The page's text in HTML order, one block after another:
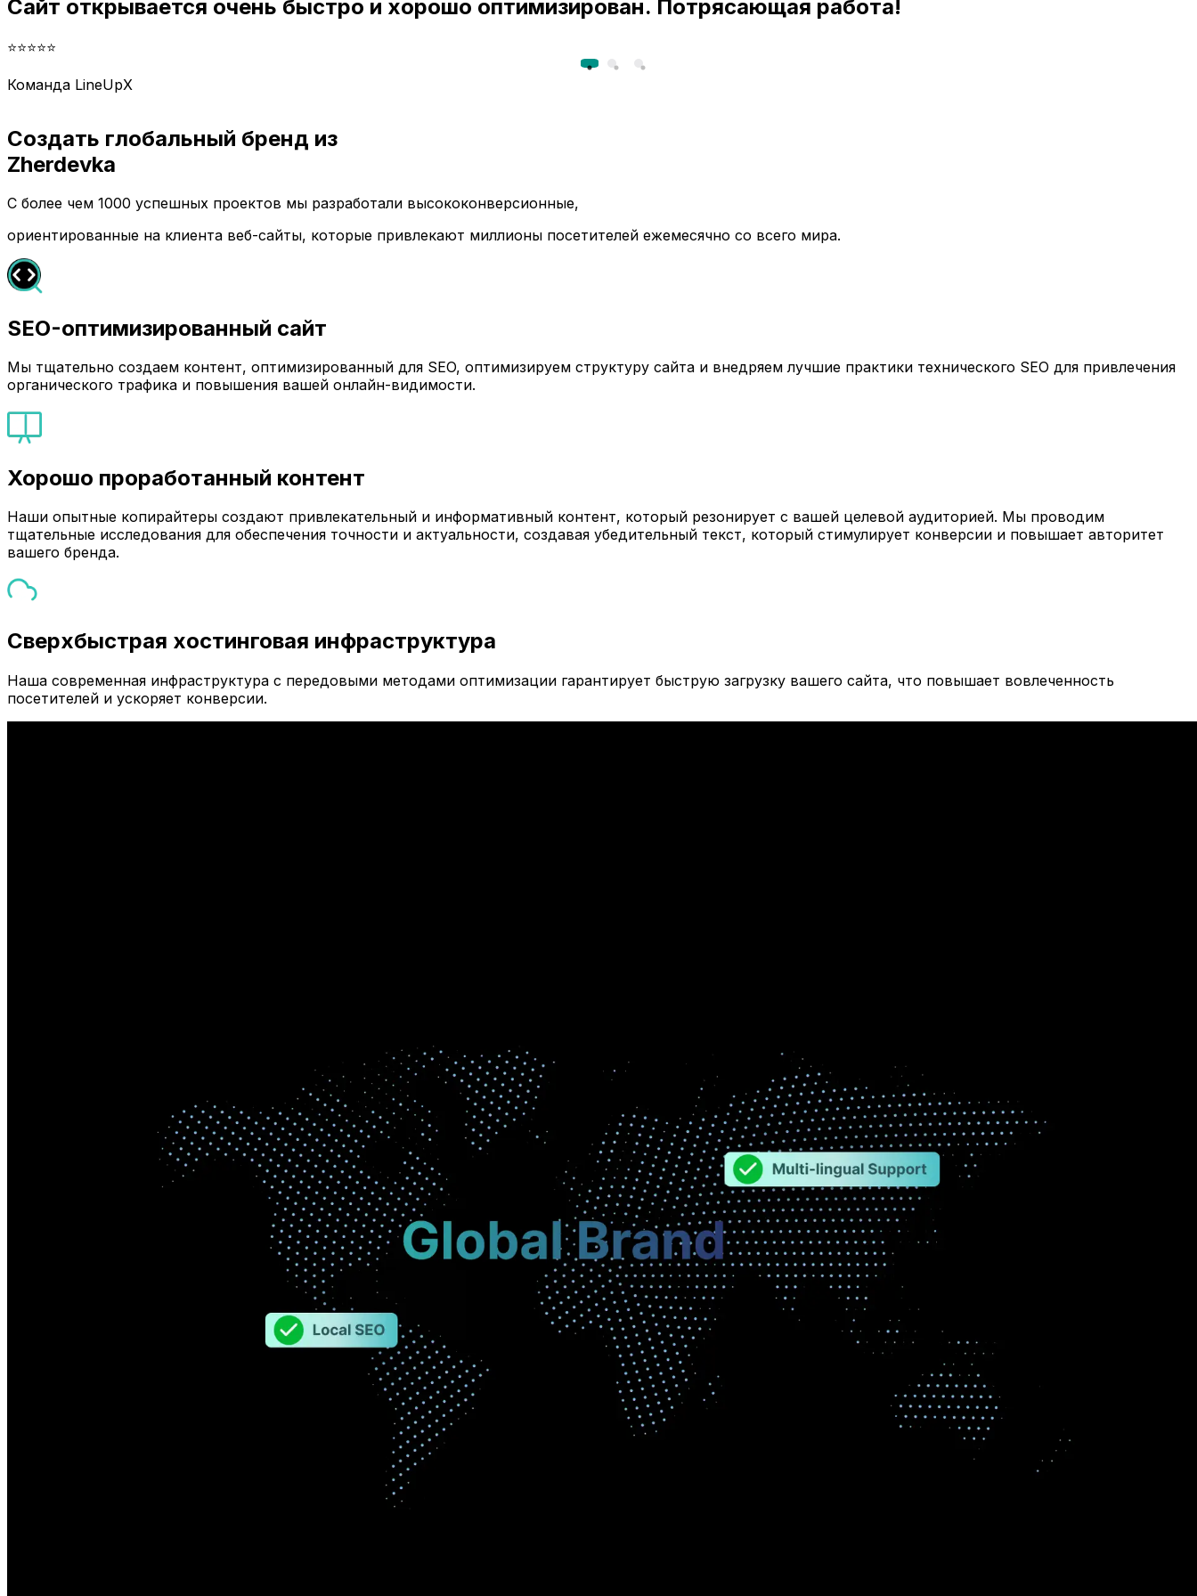
Сайт открывается очень быстро и хорошо оптимизирован. Потрясающая работа!
⭐⭐⭐⭐⭐
Команда LineUpX
Создать глобальный бренд из
Zherdevka
С более чем 1000 успешных проектов мы разработали высококонверсионные,
ориентированные на клиента веб-сайты, которые привлекают миллионы посетителей ежемесячно со всего мира.
SEO-оптимизированный сайт
Мы тщательно создаем контент, оптимизированный для SEO, оптимизируем структуру сайта и внедряем лучшие практики технического SEO для привлечения
органического трафика и повышения вашей онлайн-видимости.
Хорошо проработанный контент
Наши опытные копирайтеры создают привлекательный и информативный контент, который резонирует с вашей целевой аудиторией. Мы проводим
тщательные исследования для обеспечения точности и актуальности, создавая убедительный текст, который стимулирует конверсии и повышает авторитет
вашего бренда.
Сверхбыстрая хостинговая инфраструктура
Наша современная инфраструктура с передовыми методами оптимизации гарантирует быструю загрузку вашего сайта, что повышает вовлеченность
посетителей и ускоряет конверсии.